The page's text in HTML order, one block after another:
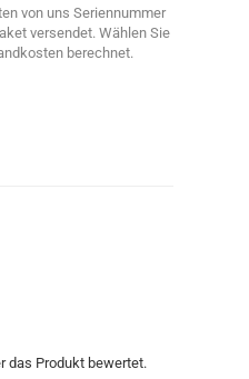
von uns Seriennummer
versendet. Wählen Sie
berechnet.
das Produkt bewertet.